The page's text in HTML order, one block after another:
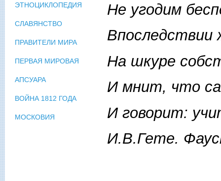
Не угодим
Впоследствии
На шкуре
И мнит, что
И говорит:
И.В.Гете.
ЭТНОЦИКЛОПЕДИЯ
СЛАВЯНСТВО
ПРАВИТЕЛИ МИРА
ПЕРВАЯ МИРОВАЯ
АПСУАРА
ВОЙНА 1812 ГОДА
МОСКОВИЯ